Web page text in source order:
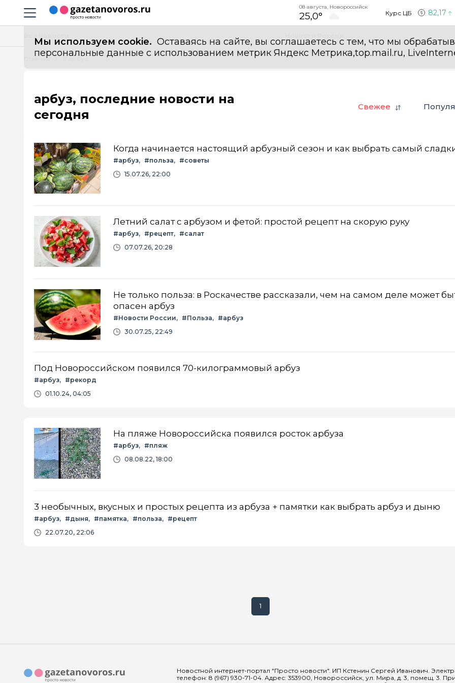
Навигация сайта
08 августа, Новороссийск
25,0° Курс ЦБ 82,17
Мы используем cookie. Оставаясь на сайте, вы соглашаетесь с тем, что мы
персональные данные с использованием метрик Яндекс Метрика,top.mail.ru,
Главная # арбуз
арбуз, последние новости на
сегодня
Свежее
Когда начинается настоящий арбузный сезон и как выбрать самый
#арбуз #польза
#советы
15.07.26, 22:00
Летний салат с арбузом и фетой: простой рецепт на скорую руку
#арбуз #рецепт
#салат
07.07.26, 20:28
Не только польза: в Роскачестве рассказали, чем на самом деле может
опасен арбуз
#Новости России #Польза
#арбуз
30.07.25, 22:49
Под Новороссийском появился 70-килограммовый арбуз
#арбуз
#рекорд
01.10.24, 04:05
На пляже Новороссийска появился росток арбуза
#арбуз
#пляж
08.08.22, 18:00
3 необычных, вкусных и простых рецепта из арбуза + памятки как выбрать арбуз и дыню
#арбуз #дыня #памятка #польза
#рецепт
22.07.20, 22:06
1
Новостной интернет-портал "Просто новости". ИП Кстенин Сергей Иванович.
телефон: 8 (967) 930-71-04. Адрес: 353900, Новороссийск, ул. Мира, д. 3, помещ. 3.